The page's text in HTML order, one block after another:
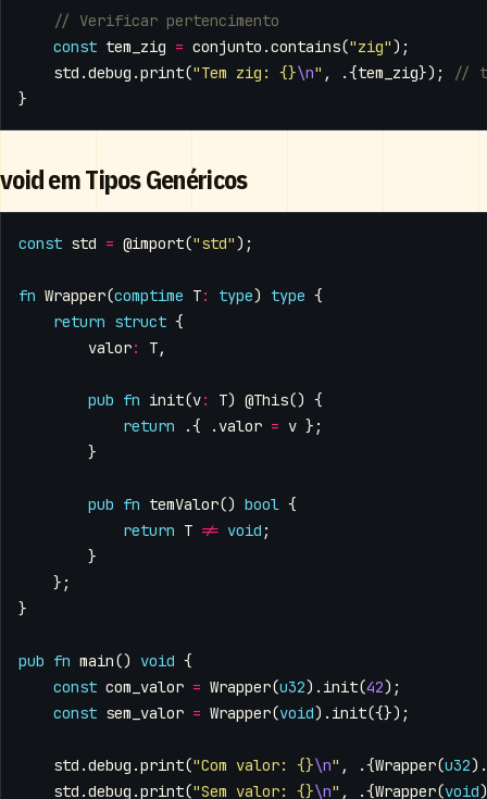
const tem_zig = conjunto .contains("zig");
std .debug .print("Tem zig: {}\n" , .{tem_zig});
}
void em Tipos Genéricos
const std = @import("std");
fn Wrapper(comptime T: type) type {
return struct {
valor: T,
pub fn init(v: T) @This() {
return
.{ . valor = v };
}
pub fn temValor() bool {
return T != void ;
}
};
}
pub fn main() void {
const com_valor = Wrapper(u32). init(42);
const sem_valor = Wrapper(void). init({});
std .debug .print("Com valor: {}\n" , .{Wrapper(u32).
std .debug .print("Sem valor: {}\n" , .{Wrapper(void